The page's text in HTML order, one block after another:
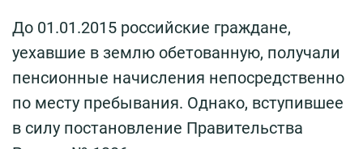
До 01.01.2015 российские граждане,
уехавшие в землю обетованную, получали
пенсионные начисления непосредственно
по месту пребывания. Однако, вступившее
в силу постановление Правительства